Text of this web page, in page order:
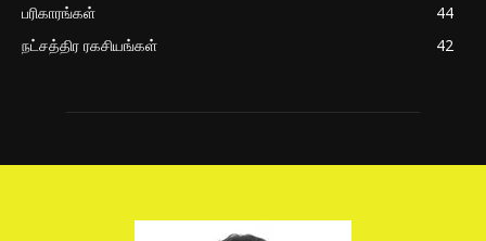
பரிகாரங்கள்
44
நட்சத்திர ரகசியங்கள்
42